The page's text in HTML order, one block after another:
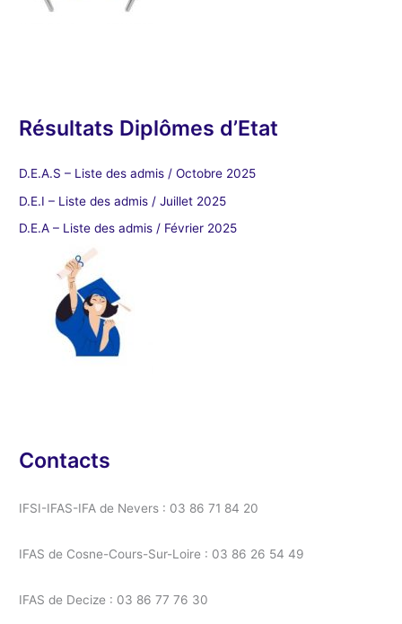
Résultats Diplômes d’Etat
D.E.A.S – Liste des admis / Octobre 2025
D.E.I – Liste des admis / Juillet 2025
D.E.A – Liste des admis / Février 2025
Contacts
IFSI-IFAS-IFA de Nevers : 03 86 71 84 20
IFAS de Cosne-Cours-Sur-Loire : 03 86 26 54 49
IFAS de Decize : 03 86 77 76 30